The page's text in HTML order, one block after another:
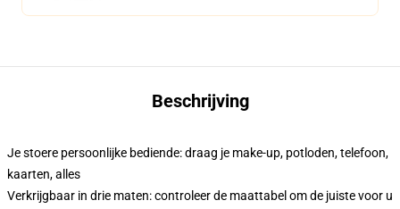
Beschrijving
Je stoere persoonlijke bediende: draag je make-up, potloden, telefoon,
kaarten, alles
Verkrijgbaar in drie maten: controleer de maattabel om de juiste voor u